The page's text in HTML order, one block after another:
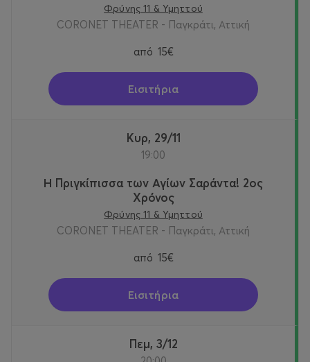
Φρύνης 11 & Υμηττού
CORONET THEATER - Παγκράτι, Αττική
από 15€
Εισιτήρια
Κυρ, 29/11
19:00
Η Πριγκίπισσα των Αγίων Σαράντα! 2oς
Χρόνος
Φρύνης 11 & Υμηττού
CORONET THEATER - Παγκράτι, Αττική
από 15€
Εισιτήρια
Πεμ, 3/12